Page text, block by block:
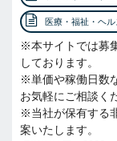
医療・福祉・ヘル
※本サイトでは募
しております。
※単価や稼働日数
お気軽にご相談く
※当社が保有する
案いたします。